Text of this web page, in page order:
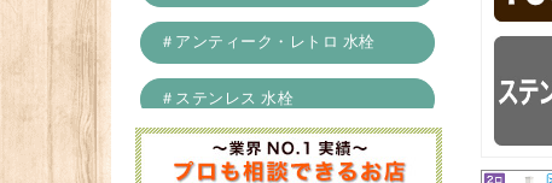
＃アンティーク・レトロ 水栓
＃ステンレス 水栓
＃浄水器